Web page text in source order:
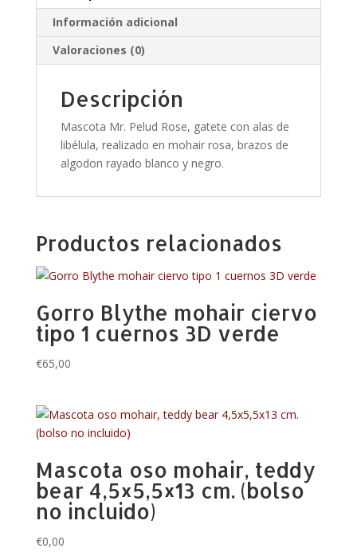
Información adicional
Valoraciones (0)
Descripción
Mascota Mr. Pelud Rose, gatete con alas de
libélula, realizado en mohair rosa, brazos de
algodon rayado blanco y negro.
Productos relacionados
Gorro Blythe mohair ciervo
tipo 1 cuernos 3D verde
€65,00
Mascota oso mohair, teddy
bear 4,5×5,5×13 cm. (bolso
no incluido)
€0,00